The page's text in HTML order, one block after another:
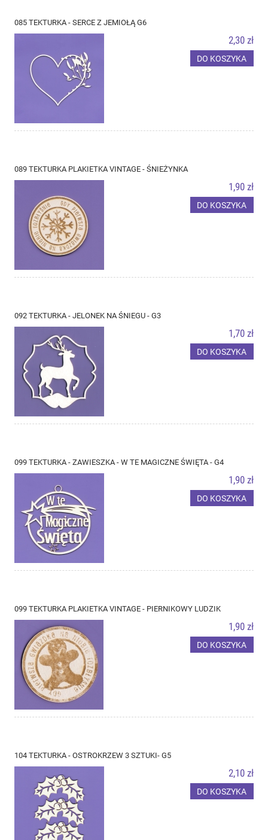
085 TEKTURKA - SERCE Z JEMIOŁĄ G6
2,30 zł
DO KOSZYKA
089 TEKTURKA PLAKIETKA VINTAGE - ŚNIEŻYNKA
1,90 zł
DO KOSZYKA
092 TEKTURKA - JELONEK NA ŚNIEGU - G3
1,70 zł
DO KOSZYKA
099 TEKTURKA - ZAWIESZKA - W TE MAGICZNE ŚWIĘTA - G4
1,90 zł
DO KOSZYKA
099 TEKTURKA PLAKIETKA VINTAGE - PIERNIKOWY LUDZIK
1,90 zł
DO KOSZYKA
104 TEKTURKA - OSTROKRZEW 3 SZTUKI- G5
2,10 zł
DO KOSZYKA